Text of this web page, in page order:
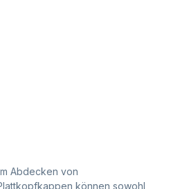
Abdecken von
können sowohl